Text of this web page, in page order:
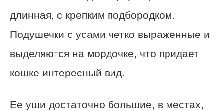
длинная, с крепким подбородком.
Подушечки с усами четко выраженные и
выделяются на мордочке, что придает
кошке интересный вид.
Ее уши достаточно большие, в местах,